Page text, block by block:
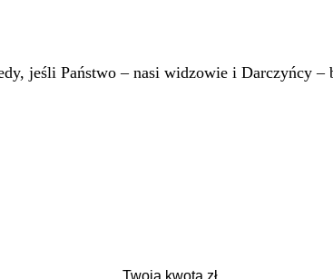
jeśli Państwo – nasi widzowie i Darczyńcy –